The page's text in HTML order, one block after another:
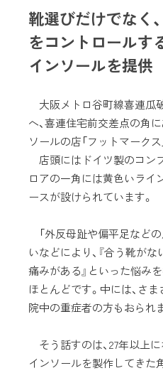
靴選びだけでなく
をコントロールす
インソールを提供
大阪メトロ谷町線喜連瓜
へ、喜連住宅前交差点の角
ソールの店「フットマークス
店頭にはドイツ製のコン
ロアの一角には黄色いライ
ースが設けられています。
「外反母趾や偏平足など
いなどにより、『合う靴が
痛みがある』といった悩み
ほとんどです。中には、さ
院中の重症者の方もおられ
そう話すのは、27年以上
インソールを製作してきた